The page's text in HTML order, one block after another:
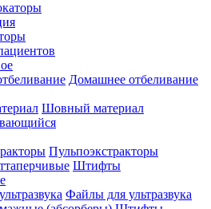
Домашнее отбеливание
Шовный материал
Пульпоэкстракторы
Штифты
Файлы для ультразвука